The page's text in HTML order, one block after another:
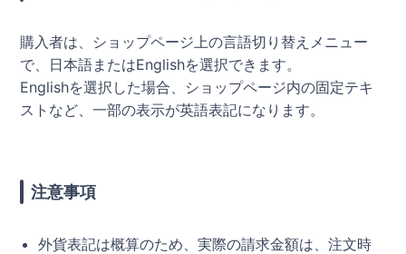
購入者は、ショップページ上の言語切り替えメニュー
で、日本語またはEnglishを選択できます。
Englishを選択した場合、ショップページ内の固定テキ
ストなど、一部の表示が英語表記になります。
注意事項
外貨表記は概算のため、実際の請求金額は、注文時